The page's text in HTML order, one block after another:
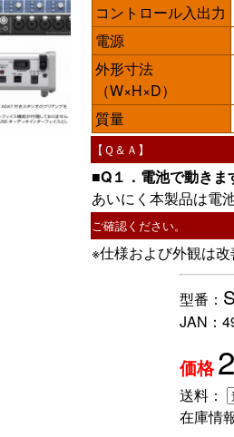
コントロール入出力
電源
外形寸法
（W×H×D）
質量
【Ｑ＆Ａ】
■Q１．電池で動きま
あいにく本製品は電
ご確認ください。
※仕様および外観は改
型番：
JAN：
価格
送料：
在庫情